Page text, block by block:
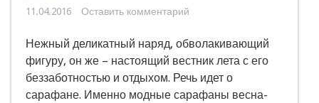
11.04.2016 Оставить комментарий
Нежный деликатный наряд, обволакивающий
фигуру, он же – настоящий вестник лета с его
беззаботностью и отдыхом. Речь идет о
сарафане. Именно модные сарафаны весна-